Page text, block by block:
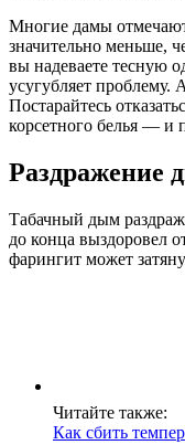
Многие дамы
значительно меньше,
вы надеваете тесную
усугубляет проблему.
Постарайтесь
корсетного белья — и
Раздражение
Табачный дым
до конца выздоровел
фарингит может
Читайте также:
Как сбить